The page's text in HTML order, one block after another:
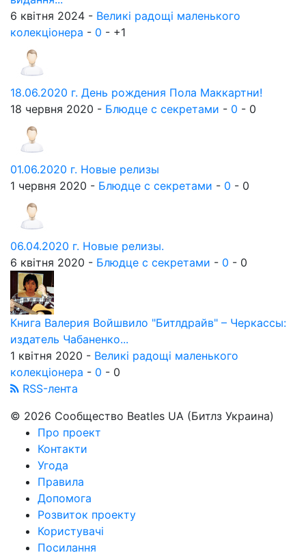
6 квітня 2024 - Великі радощі маленького
колекціонера - 0 - +1
18.06.2020 г. День рождения Пола Маккартни!
18 червня 2020 - Блюдце с секретами - 0 - 0
01.06.2020 г. Новые релизы
1 червня 2020 - Блюдце с секретами - 0 - 0
06.04.2020 г. Новые релизы.
6 квітня 2020 - Блюдце с секретами - 0 - 0
Книга Валерия Войшвило "Битлдрайв" – Черкассы:
издатель Чабаненко...
1 квітня 2020 - Великі радощі маленького
колекціонера - 0 - 0
RSS-лента
© 2026 Сообщество Beatles UA (Битлз Украина)
Про проект
Контакти
Угода
Правила
Допомога
Розвиток проекту
Користувачі
Посилання